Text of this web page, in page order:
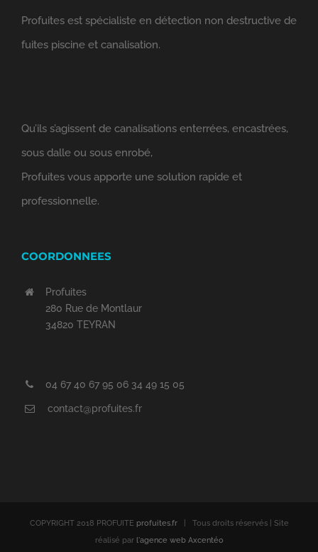
Profuites est spécialiste en détection non destructive de
fuites piscine et canalisation.
Qu’ils s’agissent de canalisations enterrées, encastrées,
sous dalle ou sous enrobé,
Profuites vous apporte une solution rapide et
professionnelle.
COORDONNEES
Profuites
280 Rue de Montlaur
34820 TEYRAN
04 67 40 67 95 06 34 49 15 05
contact@profuites.fr
COPYRIGHT 2018 PROFUITE profuites.fr| Tous droits réservés | Site
réalisé par l'agence web Axcentéo